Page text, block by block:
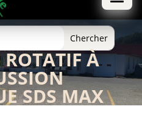
À
SDS MAX